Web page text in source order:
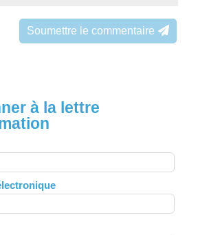
Soumettre le commentaire
à la lettre